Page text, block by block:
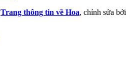
Trang thông tin về Hoa, chỉnh sửa bởi